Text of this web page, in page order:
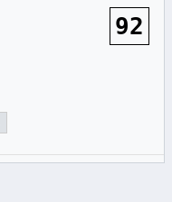
92